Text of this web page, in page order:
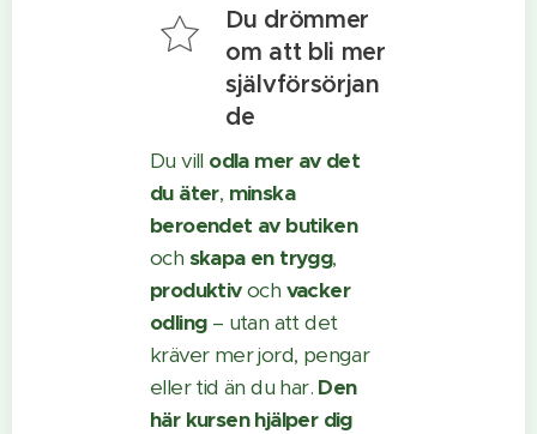
Du drömmer
om att bli mer
självförsörjan
de
Du vill odla mer av det
du äter, minska
beroendet av butiken
och skapa en trygg,
produktivoch vacker
odling – utan att det
kräver mer jord, pengar
eller tid än du har. Den
här kursen hjälper dig